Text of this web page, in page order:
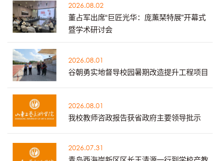
2026.08.02
董占军出席“巨匠光华：庞薰琹特展”开幕式
暨学术研讨会
2026.08.01
谷朝勇实地督导校园暑期改造提升工程项目
2026.08.01
我校教师咨政报告获省政府主要领导批示
2026.07.31